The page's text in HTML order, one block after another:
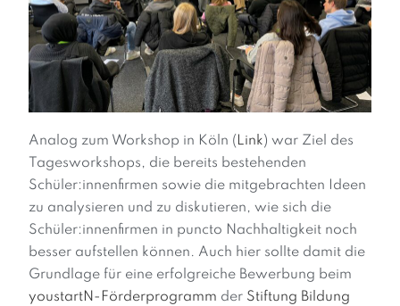
Analog zum Workshop in Köln (Link) war Ziel des
Tagesworkshops, die bereits bestehenden
Schüler:innenfirmen sowie die mitgebrachten Ideen
zu analysieren und zu diskutieren, wie sich die
Schüler:innenfirmen in puncto Nachhaltigkeit noch
besser aufstellen können. Auch hier sollte damit die
Grundlage für eine erfolgreiche Bewerbung beim
youstartN-Förderprogramm der Stiftung Bildung